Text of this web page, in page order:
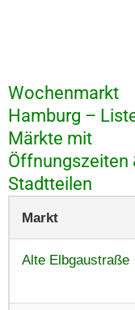
Wochenmarkt
Hamburg –
Märkte mit
Öffnungszeiten
Stadtteilen
Markt
Alte Elbgaustraße